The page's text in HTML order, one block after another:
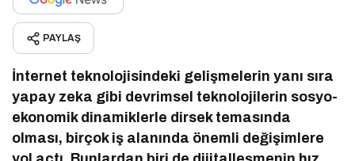
PAYLAŞ
İnternet teknolojisindeki gelişmelerin yanı sıra
yapay zeka gibi devrimsel teknolojilerin sosyo-
ekonomik dinamiklerle dirsek temasında
olması, birçok iş alanında önemli değişimlere